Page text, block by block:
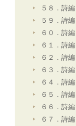
５８．詩
５９．詩
６０．詩
６１．詩
６２．詩
６３．詩
６４．詩
６５．詩
６６．詩
６７．詩